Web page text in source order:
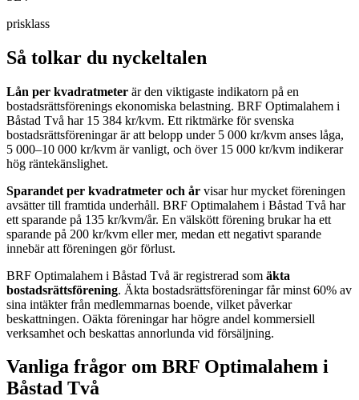
prisklass
Så tolkar du nyckeltalen
Lån per kvadratmeter är den viktigaste indikatorn på en
bostadsrättsförenings ekonomiska belastning. BRF Optimalahem i
Båstad Två har 15 384 kr/kvm. Ett riktmärke för svenska
bostadsrättsföreningar är att belopp under 5 000 kr/kvm anses låga,
5 000–10 000 kr/kvm är vanligt, och över 15 000 kr/kvm indikerar
hög räntekänslighet.
Sparandet per kvadratmeter och år visar hur mycket föreningen
avsätter till framtida underhåll. BRF Optimalahem i Båstad Två har
ett sparande på 135 kr/kvm/år. En välskött förening brukar ha ett
sparande på 200 kr/kvm eller mer, medan ett negativt sparande
innebär att föreningen gör förlust.
BRF Optimalahem i Båstad Två är registrerad som äkta
bostadsrättsförening. Äkta bostadsrättsföreningar får minst 60% av
sina intäkter från medlemmarnas boende, vilket påverkar
beskattningen. Oäkta föreningar har högre andel kommersiell
verksamhet och beskattas annorlunda vid försäljning.
Vanliga frågor om BRF Optimalahem i
Båstad Två